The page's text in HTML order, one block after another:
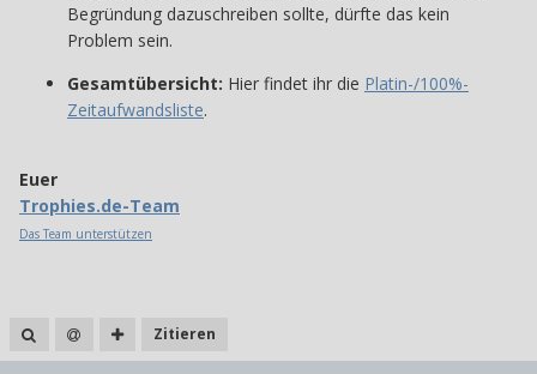
Begründung dazuschreiben sollte, dürfte das kein
Problem sein.
Gesamtübersicht: Hier findet ihr die Platin-/100%-
Zeitaufwandsliste.
Euer
Trophies.de-Team
Das Team unterstützen
Zitieren